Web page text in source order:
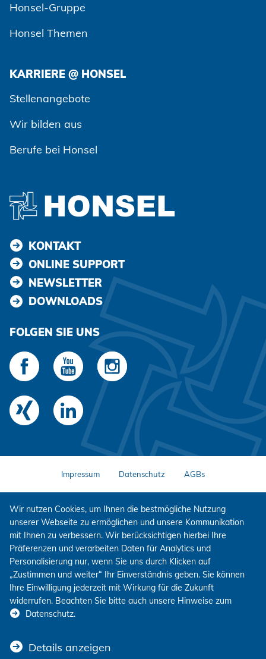
Honsel-Gruppe
Honsel Themen
KARRIERE @ HONSEL
Stellenangebote
Wir bilden aus
Berufe bei Honsel
KONTAKT
ONLINE SUPPORT
NEWSLETTER
DOWNLOADS
FOLGEN SIE UNS
Impressum Datenschutz AGBs
Wir nutzen Cookies, um Ihnen die bestmögliche Nutzung
unserer Webseite zu ermöglichen und unsere Kommunikation
mit Ihnen zu verbessern. Wir berücksichtigen hierbei Ihre
Präferenzen und verarbeiten Daten für Analytics und
Personalisierung nur, wenn Sie uns durch Klicken auf
„Zustimmen und weiter“ Ihr Einverständnis geben. Sie können
Ihre Einwilligung jederzeit mit Wirkung für die Zukunft
widerrufen. Beachten Sie bitte auch unsere Hinweise zum
Datenschutz.
Details anzeigen